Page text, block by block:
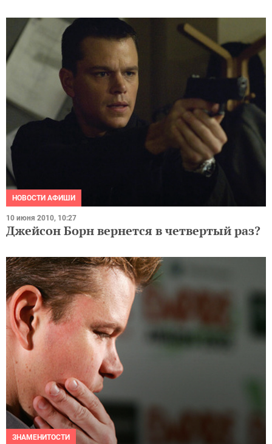
НОВОСТИ АФИШИ
10 июня 2010, 10:27
Джейсон Борн вернется в четвертый раз?
ЗНАМЕНИТОСТИ